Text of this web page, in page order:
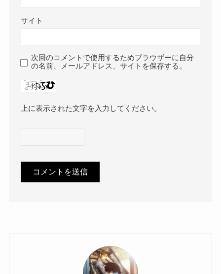
サイト
次回のコメントで使用するためブラウザーに自分
の名前、メールアドレス、サイトを保存する。
上に表示された文字を入力してください。